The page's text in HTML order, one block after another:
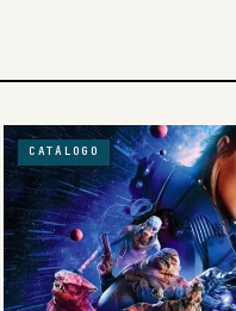
Quadrinhos
Famosos
Livros
Tecnologia
Livros
CATÁLOGO